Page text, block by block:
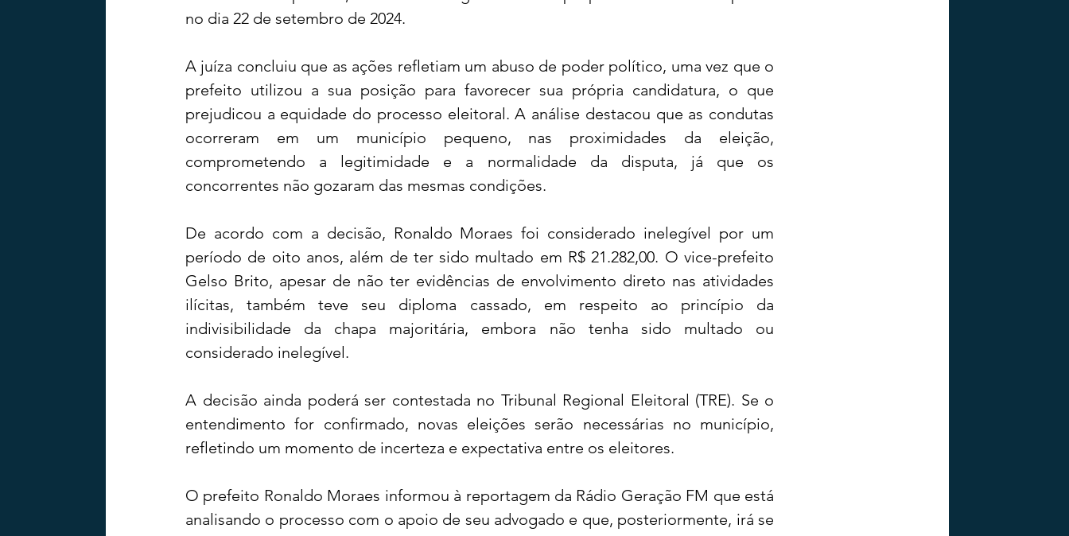
no dia 22 de setembro de 2024.
A juíza concluiu que as ações refletiam um abuso de poder político, uma vez que o
prefeito utilizou a sua posição para favorecer sua própria candidatura, o que
prejudicou a equidade do processo eleitoral. A análise destacou que as condutas
ocorreram em um município pequeno, nas proximidades da eleição,
comprometendo a legitimidade e a normalidade da disputa, já que os
concorrentes não gozaram das mesmas condições.
De acordo com a decisão, Ronaldo Moraes foi considerado inelegível por um
período de oito anos, além de ter sido multado em R$ 21.282,00. O vice-prefeito
Gelso Brito, apesar de não ter evidências de envolvimento direto nas atividades
ilícitas, também teve seu diploma cassado, em respeito ao princípio da
indivisibilidade da chapa majoritária, embora não tenha sido multado ou
considerado inelegível.
A decisão ainda poderá ser contestada no Tribunal Regional Eleitoral (TRE). Se o
entendimento for confirmado, novas eleições serão necessárias no município,
refletindo um momento de incerteza e expectativa entre os eleitores.
O prefeito Ronaldo Moraes informou à reportagem da Rádio Geração FM que está
analisando o processo com o apoio de seu advogado e que, posteriormente, irá se